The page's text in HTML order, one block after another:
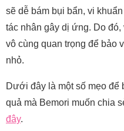
sẽ dễ bám bụi bẩn, vi
tác nhân gây dị ứng. Do
vô cùng quan trọng để bảo
nhỏ.
Dưới đây là một số mẹo để
quả mà Bemori muốn chia
đây.